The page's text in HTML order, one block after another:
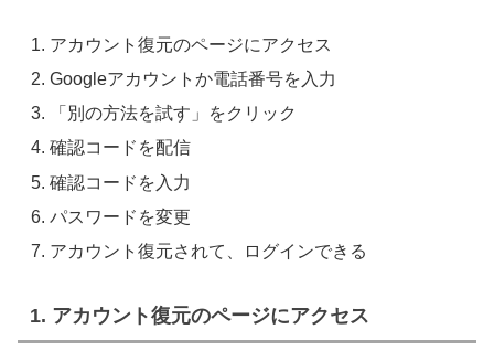
アカウント復元のページにアクセス
Googleアカウントか電話番号を入力
「別の方法を試す」をクリック
確認コードを配信
確認コードを入力
パスワードを変更
アカウント復元されて、ログインできる
1. アカウント復元のページにアクセス